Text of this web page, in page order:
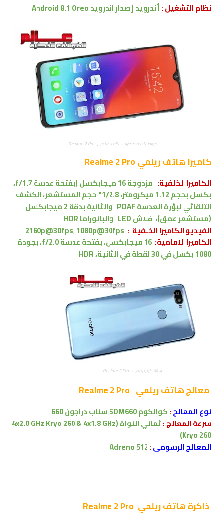
نظام التشغيل :أندرويد إصداراندرويدAndroid 8.1 Oreo
مواصفات و مميزات هاتف ريلمي Realme 2 Pro
كاميرا هاتف ريلمي Realme 2 Pro
الكاميرا الخلفية:
مزدوجة 16 ميجابكسل (بفتحة عدسة f/1.7،
بكسل بحجم 1.12 ميكرومتر، 1/2.8" حجم المستشعر، الكشف
التلقائي لبؤرة العدسةPDAF
والثانية بدقة 2 ميجابكسل
(مستشعر عمق)، فلاش LED والبانوراماHDR
الفيديو الكاميرا الخلفية : 2160p@30fps, 1080p@30fps
الكاميرا الامامية:
16 ميجابكسل، بفتحة عدسة f/2.0، بجودة
1080 بكسل في 30 لقطة في الثانية، HDR
هاتف اوبو ريلمي Realme 2 Pro
معالجهاتف ريلمي Realme 2 Pro
نوع المعالج:كوالكومSDM660سناب دراجون 660
سرعة المعالج :ثماني النواة (4x2.0 GHz Kryo 260 & 4x1.8 GHz
Kryo 260)
المعالج الرسومى:
Adreno 512
ذاكرةهاتف ريلمي Realme 2 Pro